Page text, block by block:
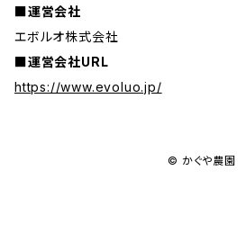
■運営会社
エボルオ株式会社
■運営会社URL
https://www.evoluo.jp/
© かぐや農園